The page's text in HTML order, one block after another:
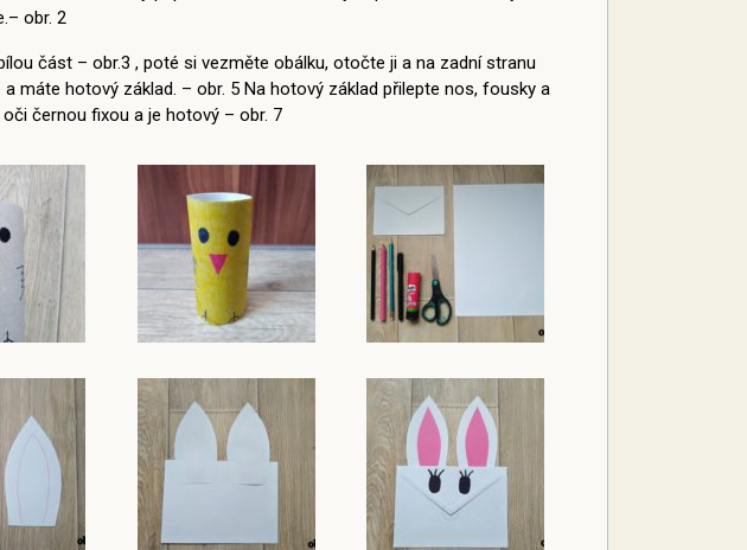
obr. 2
část – obr.3 , poté si vezměte obálku, otočte ji a na zadní stranu
máte hotový základ. – obr. 5 Na hotový základ přilepte nos, fousky a
černou fixou a je hotový – obr. 7